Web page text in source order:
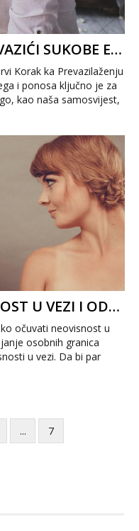
EGO I PONOS: KAKO PREVAZIĆI SUKOBE EGA U PARU
Korak ka Prevazilaženju
i ponosa ključno je za
kao naša samosvijest,
KAKO OČUVATI NEOVISNOST U VEZI I ODRŽATI ZDRAVU DINAMIKU
očuvati neovisnost u
osobnih granica
u vezi. Da bi par
... 7